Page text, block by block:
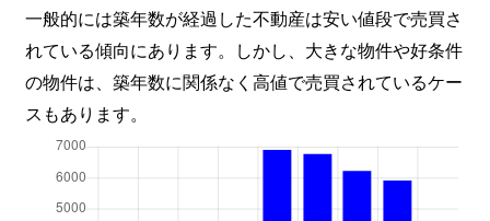
一般的には築年数が経過した不動産は安い値段で売買さ
れている傾向にあります。しかし、大きな物件や好条件
の物件は、築年数に関係なく高値で売買されているケー
スもあります。